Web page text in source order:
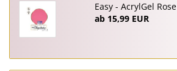
Easy - AcrylGel Rose
ab 15,99 EUR